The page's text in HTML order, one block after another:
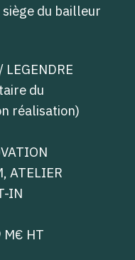
du bailleur
LEGENDRE
du
réalisation)
ATELIER
IN
M€ HT